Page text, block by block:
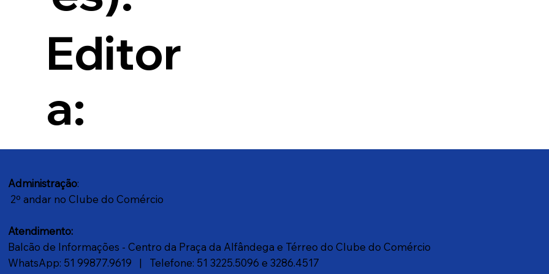
Editor
a:
Administração:
2º andar no Clube do Comércio
Atendimento:
Balcão de Informações - Centro da Praça da Alfândega e Térreo do Clube do Comércio
WhatsApp: 51 99877.9619
| Telefone: 51 3225.5096 e 3286.4517